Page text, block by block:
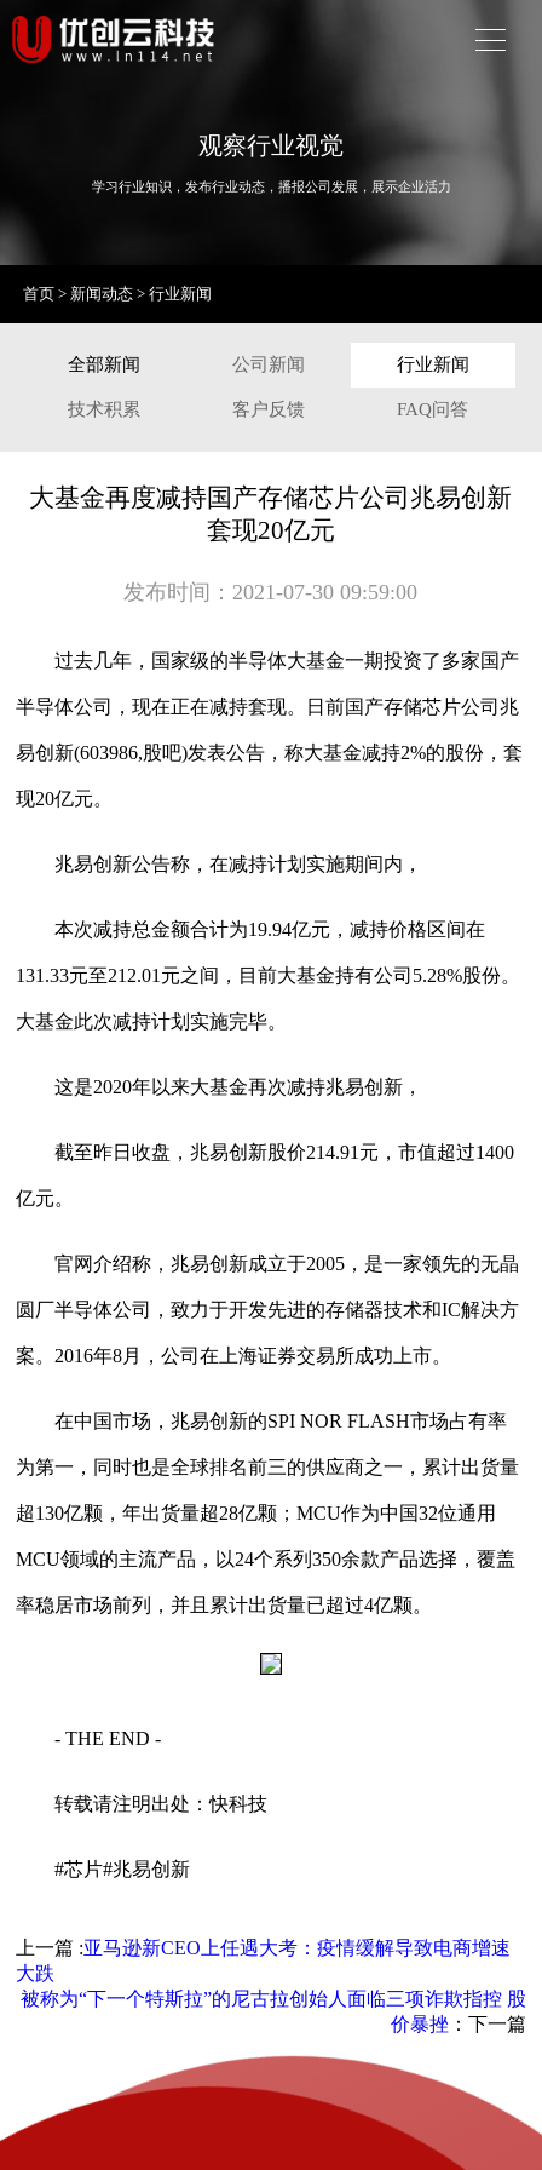
观察行业视觉
学习行业知识，发布行业动态，播报公司发展，展示企业活力
首页 > 新闻动态 >行业新闻
全部新闻 公司新闻 行业新闻
技术积累 客户反馈 FAQ问答
大基金再度减持国产存储芯片公司兆易创新
套现20亿元
发布时间：2021-07-30 09:59:00
过去几年，国家级的半导体大基金一期投资了多家国产
半导体公司，现在正在减持套现。日前国产存储芯片公司兆
易创新(603986,股吧)发表公告，称大基金减持2%的股份，套
现20亿元。
兆易创新公告称，在减持计划实施期间内，
本次减持总金额合计为19.94亿元，减持价格区间在
131.33元至212.01元之间，目前大基金持有公司5.28%股份。
大基金此次减持计划实施完毕。
这是2020年以来大基金再次减持兆易创新，
截至昨日收盘，兆易创新股价214.91元，市值超过1400
亿元。
官网介绍称，兆易创新成立于2005，是一家领先的无晶
圆厂半导体公司，致力于开发先进的存储器技术和IC解决方
案。2016年8月，公司在上海证券交易所成功上市。
在中国市场，兆易创新的SPI NOR FLASH市场占有率
为第一，同时也是全球排名前三的供应商之一，累计出货量
超130亿颗，年出货量超28亿颗；MCU作为中国32位通用
MCU领域的主流产品，以24个系列350余款产品选择，覆盖
率稳居市场前列，并且累计出货量已超过4亿颗。
- THE END -
转载请注明出处：快科技
#芯片#兆易创新
上一篇 :亚马逊新CEO上任遇大考：疫情缓解导致电商增速
大跌
被称为“下一个特斯拉”的尼古拉创始人面临三项诈欺指控 股
价暴挫：下一篇